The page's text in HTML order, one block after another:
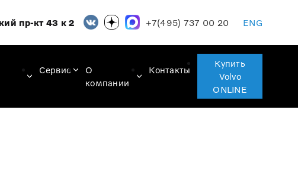
пр-кт 43 к 2 +7(495) 737 00 20 ENG
Сервис
О
компании
Контакты
Купить
Volvo
ONLINE